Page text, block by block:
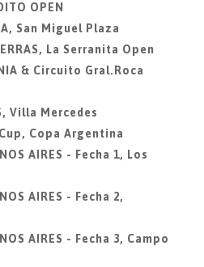
OPEN
San Miguel Plaza
La Serranita Open
& Circuito Gral.Roca
Villa Mercedes
Copa Argentina
AIRES - Fecha 1, Los
AIRES - Fecha 2,
AIRES - Fecha 3, Campo